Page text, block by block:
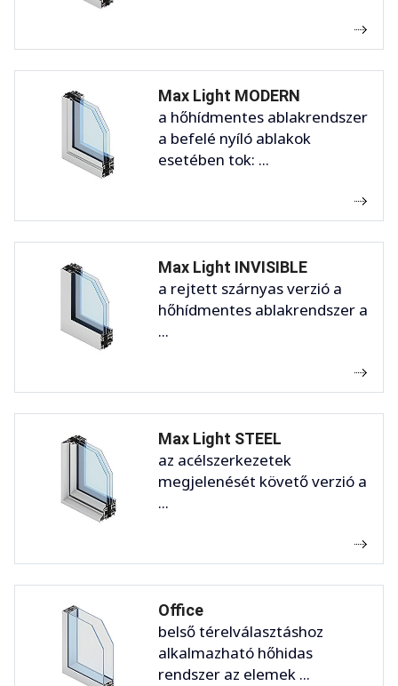
Max Light MODERN
a hőhídmentes ablakrendszer
a befelé nyíló ablakok
esetében tok: ...
Max Light INVISIBLE
a rejtett szárnyas verzió a
hőhídmentes ablakrendszer a
...
Max Light STEEL
az acélszerkezetek
megjelenését követő verzió a
...
Office
belső térelválasztáshoz
alkalmazható hőhidas
rendszer az elemek ...